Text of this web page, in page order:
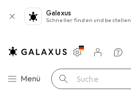
Galaxus
Schneller finden und bestellen
Navigation nach Kategorien
Menü Suche
Einstellungen
Kundenkonto
Vergleichslisten
Merklisten
Warenkorb